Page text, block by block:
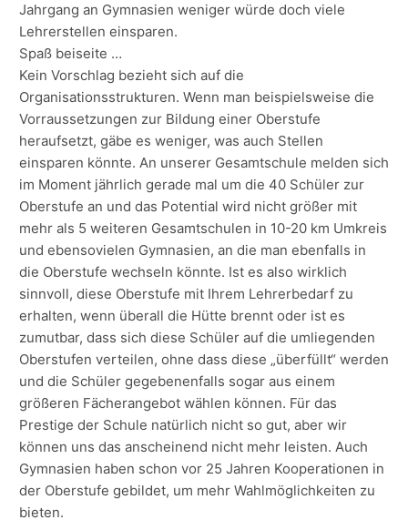
Jahrgang an Gymnasien weniger würde doch viele
Lehrerstellen einsparen.
Spaß beiseite …
Kein Vorschlag bezieht sich auf die
Organisationsstrukturen. Wenn man beispielsweise die
Vorraussetzungen zur Bildung einer Oberstufe
heraufsetzt, gäbe es weniger, was auch Stellen
einsparen könnte. An unserer Gesamtschule melden sich
im Moment jährlich gerade mal um die 40 Schüler zur
Oberstufe an und das Potential wird nicht größer mit
mehr als 5 weiteren Gesamtschulen in 10-20 km Umkreis
und ebensovielen Gymnasien, an die man ebenfalls in
die Oberstufe wechseln könnte. Ist es also wirklich
sinnvoll, diese Oberstufe mit Ihrem Lehrerbedarf zu
erhalten, wenn überall die Hütte brennt oder ist es
zumutbar, dass sich diese Schüler auf die umliegenden
Oberstufen verteilen, ohne dass diese „überfüllt“ werden
und die Schüler gegebenenfalls sogar aus einem
größeren Fächerangebot wählen können. Für das
Prestige der Schule natürlich nicht so gut, aber wir
können uns das anscheinend nicht mehr leisten. Auch
Gymnasien haben schon vor 25 Jahren Kooperationen in
der Oberstufe gebildet, um mehr Wahlmöglichkeiten zu
bieten.